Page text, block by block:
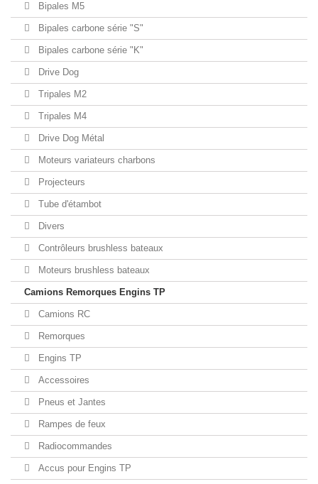
Bipales M5
Bipales carbone série "S"
Bipales carbone série "K"
Drive Dog
Tripales M2
Tripales M4
Drive Dog Métal
Moteurs variateurs charbons
Projecteurs
Tube d'étambot
Divers
Contrôleurs brushless bateaux
Moteurs brushless bateaux
Camions Remorques Engins TP
Camions RC
Remorques
Engins TP
Accessoires
Pneus et Jantes
Rampes de feux
Radiocommandes
Accus pour Engins TP